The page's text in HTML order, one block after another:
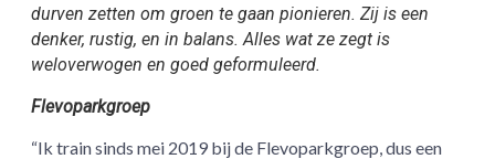
durven zetten om groen te gaan pionieren. Zij is een
denker, rustig, en in balans. Alles wat ze zegt is
weloverwogen en goed geformuleerd.
Flevoparkgroep
“Ik train sinds mei 2019 bij de Flevoparkgroep, dus een